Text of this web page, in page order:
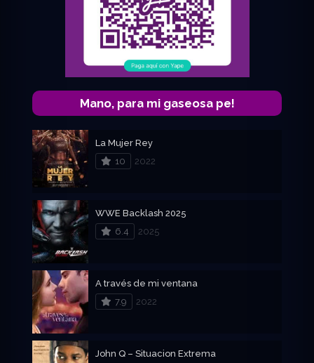
Mano, para mi gaseosa pe!
La Mujer Rey
10
2022
WWE Backlash 2025
6.4
2025
A través de mi ventana
7.9
2022
John Q – Situacion Extrema